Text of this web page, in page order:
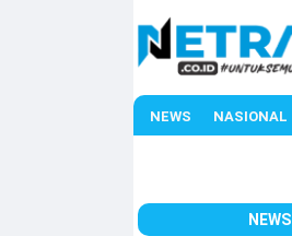
NEWS NASIONAL
NEWS